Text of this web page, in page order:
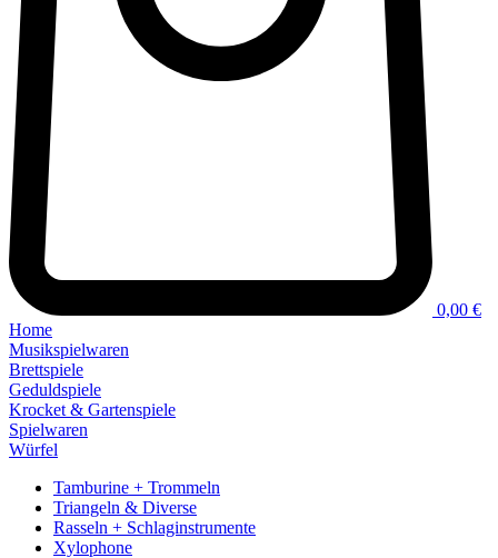
0,00 €
Home
Musikspielwaren
Brettspiele
Geduldspiele
Krocket & Gartenspiele
Spielwaren
Würfel
Tamburine + Trommeln
Triangeln & Diverse
Rasseln + Schlaginstrumente
Xylophone